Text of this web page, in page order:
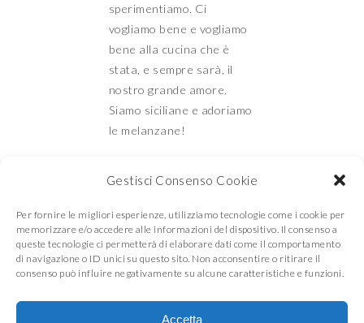
Gestisci Consenso Cookie
Per fornire le migliori esperienze, utilizziamo tecnologie come i cookie per
memorizzare e/o accedere alle informazioni del dispositivo. Il consenso a
queste tecnologie ci permetterà di elaborare dati come il comportamento
di navigazione o ID unici su questo sito. Non acconsentire o ritirare il
consenso può influire negativamente su alcune caratteristiche e funzioni.
Accetta
sperimentiamo. Ci
vogliamo bene e vogliamo
bene alla cucina che è
stata, e sempre sarà, il
nostro grande amore.
Siamo siciliane e adoriamo
le melanzane!
Mamma e Figlia in
cucina